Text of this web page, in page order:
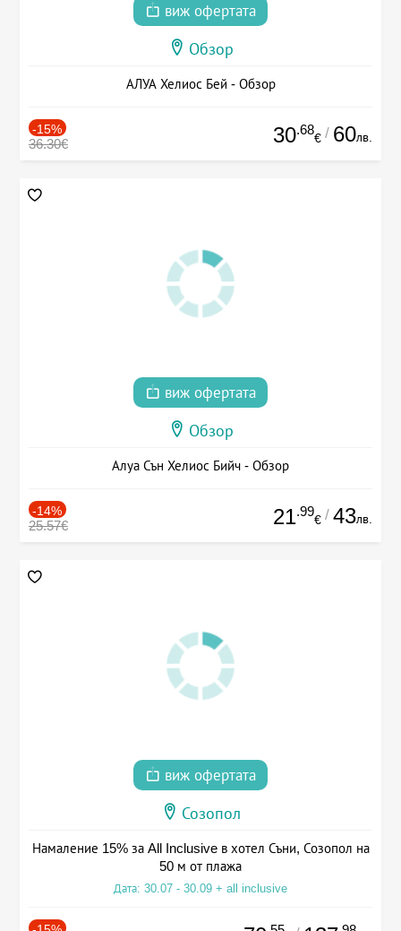
виж офертата
Обзор
АЛУА Хелиос Бей - Обзор
-15%
36.30€ 30.68
€ / 60лв.
виж офертата
Обзор
Алуа Сън Хелиос Бийч - Обзор
-14%
25.57€ 21.99
€ / 43лв.
виж офертата
Созопол
Намаление 15% за All Inclusive в хотел Съни, Созопол на
50 м от плажа
Дата: 30.07 - 30.09 + all inclusive